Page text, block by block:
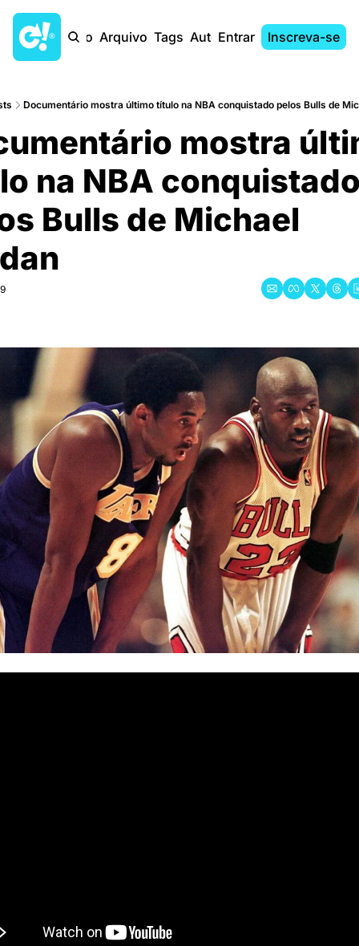
Início Arquivo Tags AutoresEntrar Inscreva-se
Documentário mostra último título na NBA conquistado pelos Bulls de
mostra
na NBA
Bulls de Michael